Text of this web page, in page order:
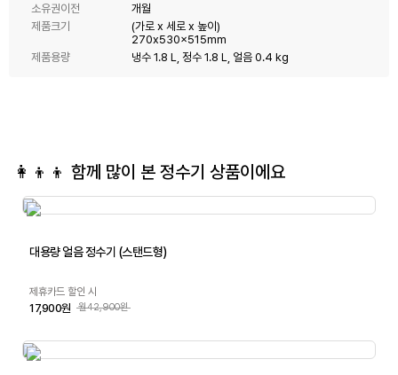
소유권이전
개월
제품크기
(가로 x 세로 x 높이)
270x530x515mm
제품용량
냉수 1.8 L, 정수 1.8 L, 얼음 0.4 kg
👩‍👦‍👦 함께 많이 본 정수기 상품이에요
대용량 얼음 정수기 (스탠드형)
제휴카드 할인 시
17,900원 월42,900원